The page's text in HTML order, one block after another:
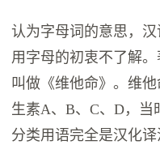
认为字母词的意思，
用字母的初衷不了解。
叫做《维他命》。维
生素A、B、C、D，当
分类用语完全是汉化